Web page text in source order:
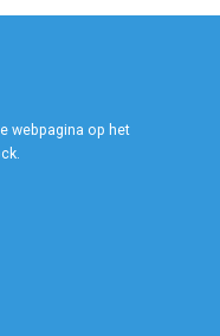
webpagina op het